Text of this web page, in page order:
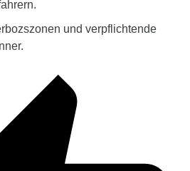
und verpflichtende